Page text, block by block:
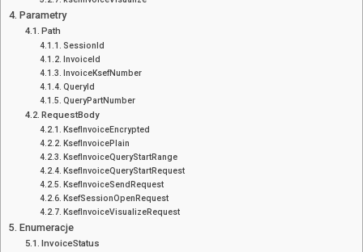
Parametry
Path
SessionId
InvoiceId
InvoiceKsefNumber
QueryId
QueryPartNumber
RequestBody
KsefInvoiceEncrypted
KsefInvoicePlain
KsefInvoiceQueryStartRange
KsefInvoiceQueryStartRequest
KsefInvoiceSendRequest
KsefSessionOpenRequest
KsefInvoiceVisualizeRequest
Enumeracje
InvoiceStatus